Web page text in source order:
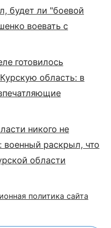
будет ли "боевой
воевать с
готовилось
область: в
никого не
военный раскрыл, что
области
политика сайта